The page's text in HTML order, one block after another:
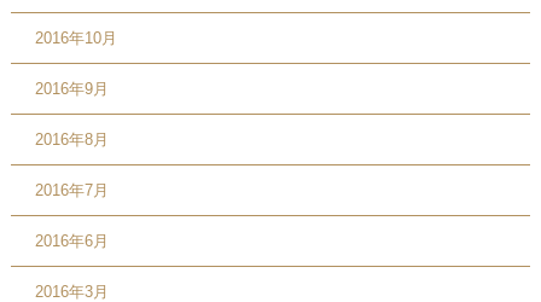
2016年10月
2016年9月
2016年8月
2016年7月
2016年6月
2016年3月